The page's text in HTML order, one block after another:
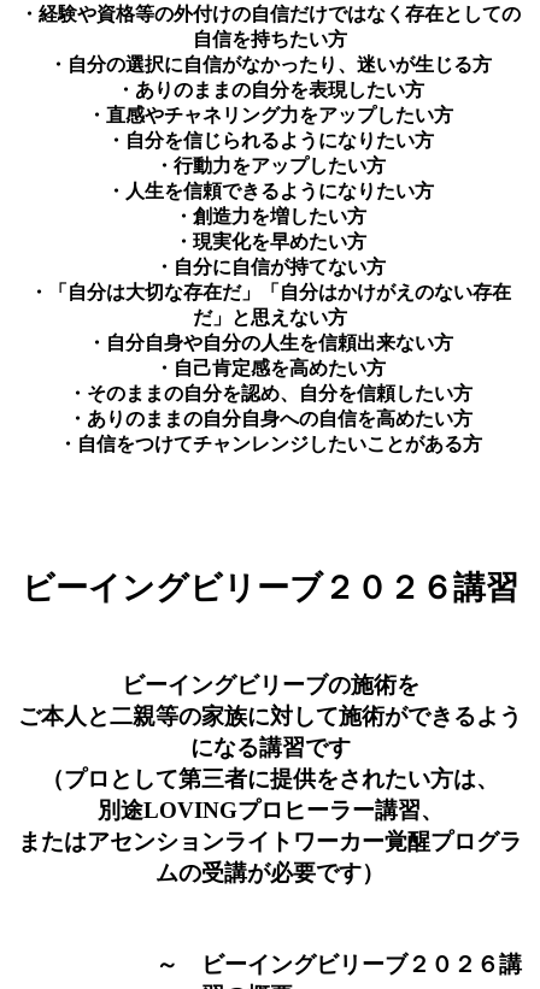
・経験や資格等の外付けの自信だけではなく存在としての
自信を持ちたい方
・自分の選択に自信がなかったり、迷いが生じる方
・ありのままの自分を表現したい方
・直感やチャネリング力をアップしたい方
・自分を信じられるようになりたい方
・行動力をアップしたい方
・人生を信頼できるようになりたい方
・創造力を増したい方
・現実化を早めたい方
・自分に自信が持てない方
・「自分は大切な存在だ」「自分はかけがえのない存在
だ」と思えない方
・自分自身や自分の人生を信頼出来ない方
・自己肯定感を高めたい方
・そのままの自分を認め、自分を信頼したい方
・ありのままの自分自身への自信を高めたい方
・自信をつけてチャンレンジしたいことがある方
ビーイングビリーブ２０２６講習
ビーイングビリーブの施術を
ご本人と二親等の家族に対して施術ができるよう
になる講習です
（プロとして第三者に提供をされたい方は、
別途LOVINGプロヒーラー講習、
またはアセンションライトワーカー覚醒プログラ
ムの受講が必要です）
～ ビーイングビリーブ２０２６講